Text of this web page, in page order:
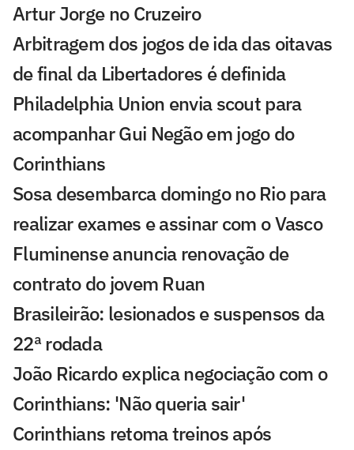
Artur Jorge no Cruzeiro
Arbitragem dos jogos de ida das oitavas
de final da Libertadores é definida
Philadelphia Union envia scout para
acompanhar Gui Negão em jogo do
Corinthians
Sosa desembarca domingo no Rio para
realizar exames e assinar com o Vasco
Fluminense anuncia renovação de
contrato do jovem Ruan
Brasileirão: lesionados e suspensos da
22ª rodada
João Ricardo explica negociação com o
Corinthians: 'Não queria sair'
Corinthians retoma treinos após